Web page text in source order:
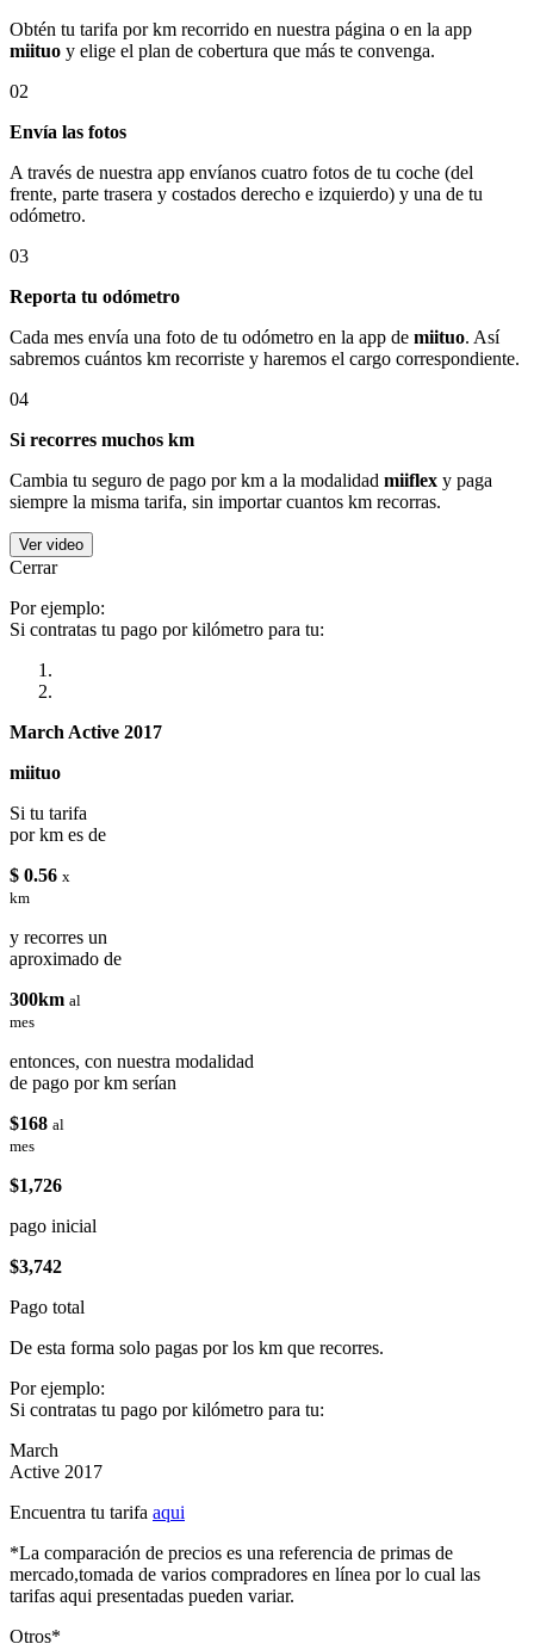
Obtén tu tarifa por km recorrido en nuestra página o en la app
miituo y elige el plan de cobertura que más te convenga.
02
Envía las fotos
A través de nuestra app envíanos cuatro fotos de tu coche (del
frente, parte trasera y costados derecho e izquierdo) y una de tu
odómetro.
03
Reporta tu odómetro
Cada mes envía una foto de tu odómetro en la app de miituo. Así
sabremos cuántos km recorriste y haremos el cargo correspondiente.
04
Si recorres muchos km
Cambia tu seguro de pago por km a la modalidad miiflex y paga
siempre la misma tarifa, sin importar cuantos km recorras.
Ver video
Cerrar
Por ejemplo:
Si contratas tu pago por kilómetro para tu:
March Active 2017
miituo
Si tu tarifa
por km es de
$ 0.56 x
km
y recorres un
aproximado de
300km al
mes
entonces, con nuestra modalidad
de pago por km serían
$168 al
mes
$1,726
pago inicial
$3,742
Pago total
De esta forma solo pagas por los km que recorres.
Por ejemplo:
Si contratas tu pago por kilómetro para tu:
March
Active 2017
Encuentra tu tarifa aqui
*La comparación de precios es una referencia de primas de
mercado,tomada de varios compradores en línea por lo cual las
tarifas aqui presentadas pueden variar.
Otros*